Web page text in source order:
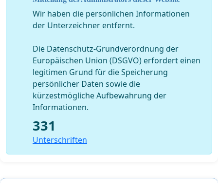
Wir haben die persönlichen Informationen
der Unterzeichner entfernt.
Die Datenschutz-Grundverordnung der
Europäischen Union (DSGVO) erfordert einen
legitimen Grund für die Speicherung
persönlicher Daten sowie die
kürzestmögliche Aufbewahrung der
Informationen.
331
Unterschriften